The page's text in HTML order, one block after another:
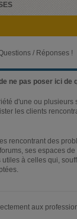
/ Réponses !
ne pas poser ici de
d'une ou plusieurs
les clients
rencontrant des
ses espaces
à celles qui,
aux